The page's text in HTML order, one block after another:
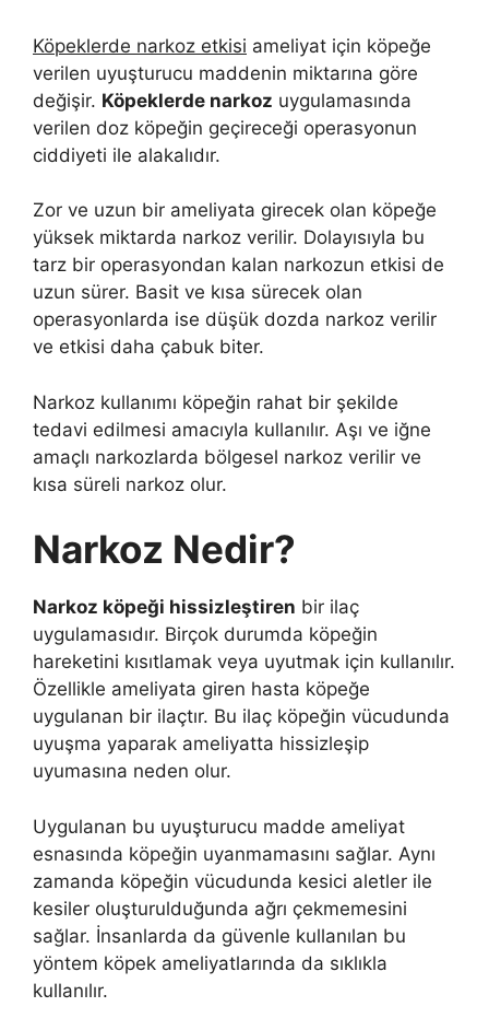
Köpeklerde narkoz etkisi ameliyat için köpeğe
verilen uyuşturucu maddenin miktarına göre
değişir. Köpeklerde narkoz uygulamasında
verilen doz köpeğin geçireceği operasyonun
ciddiyeti ile alakalıdır.
Zor ve uzun bir ameliyata girecek olan köpeğe
yüksek miktarda narkoz verilir. Dolayısıyla bu
tarz bir operasyondan kalan narkozun etkisi de
uzun sürer. Basit ve kısa sürecek olan
operasyonlarda ise düşük dozda narkoz verilir
ve etkisi daha çabuk biter.
Narkoz kullanımı köpeğin rahat bir şekilde
tedavi edilmesi amacıyla kullanılır. Aşı ve iğne
amaçlı narkozlarda bölgesel narkoz verilir ve
kısa süreli narkoz olur.
Narkoz Nedir?
Narkoz köpeği hissizleştiren bir ilaç
uygulamasıdır. Birçok durumda köpeğin
hareketini kısıtlamak veya uyutmak için kullanılır.
Özellikle ameliyata giren hasta köpeğe
uygulanan bir ilaçtır. Bu ilaç köpeğin vücudunda
uyuşma yaparak ameliyatta hissizleşip
uyumasına neden olur.
Uygulanan bu uyuşturucu madde ameliyat
esnasında köpeğin uyanmamasını sağlar. Aynı
zamanda köpeğin vücudunda kesici aletler ile
kesiler oluşturulduğunda ağrı çekmemesini
sağlar. İnsanlarda da güvenle kullanılan bu
yöntem köpek ameliyatlarında da sıklıkla
kullanılır.